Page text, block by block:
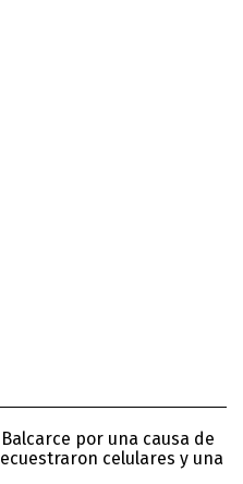
por una causa de
celulares y una